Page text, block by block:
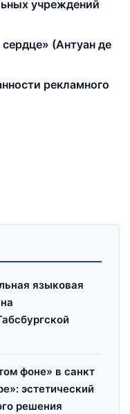
учреждений
(Антуан де
рекламного
языковая
фоне» в санкт
эстетический
решения